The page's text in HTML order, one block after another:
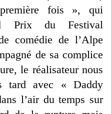
fois », qui
Prix du Festival
comédie de l’Alpe
de sa complice
le réalisateur nous
tard avec « Daddy
l’air du temps sur